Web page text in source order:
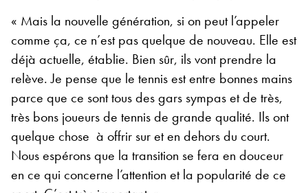
« Mais la nouvelle génération, si on peut l’appeler
comme ça, ce n’est pas quelque de nouveau. Elle est
déjà actuelle, établie. Bien sûr, ils vont prendre la
relève. Je pense que le tennis est entre bonnes mains
parce que ce sont tous des gars sympas et de très,
très bons joueurs de tennis de grande qualité. Ils ont
quelque chose à offrir sur et en dehors du court.
Nous espérons que la transition se fera en douceur
en ce qui concerne l’attention et la popularité de ce